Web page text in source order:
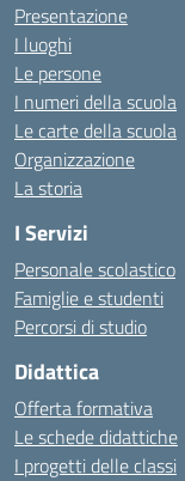
Presentazione
I luoghi
Le persone
I numeri della scuola
Le carte della scuola
Organizzazione
La storia
I Servizi
Personale scolastico
Famiglie e studenti
Percorsi di studio
Didattica
Offerta formativa
Le schede didattiche
I progetti delle classi